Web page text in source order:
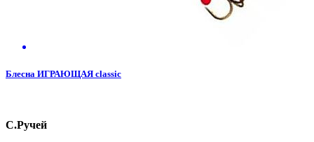
Блесна ИГРАЮЩАЯ classic
С.Ручей